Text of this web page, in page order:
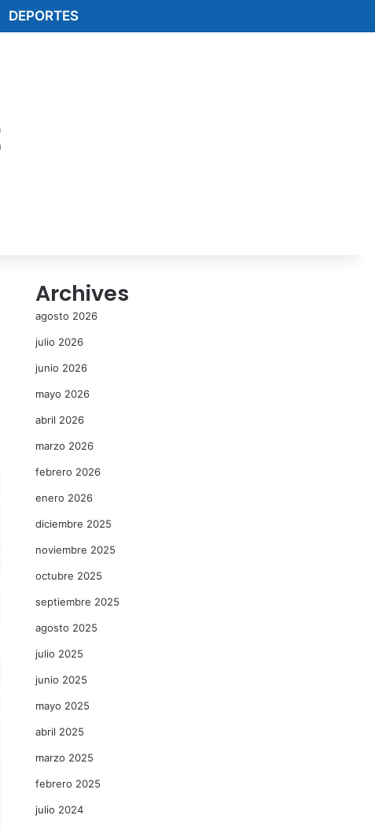
DEPORTES
Archives
agosto 2026
julio 2026
junio 2026
mayo 2026
abril 2026
marzo 2026
febrero 2026
enero 2026
diciembre 2025
noviembre 2025
octubre 2025
septiembre 2025
agosto 2025
julio 2025
junio 2025
mayo 2025
abril 2025
marzo 2025
febrero 2025
julio 2024